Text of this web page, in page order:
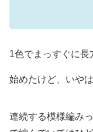
1色でまっすぐに長
始めたけど、いやは
連続する模様編み